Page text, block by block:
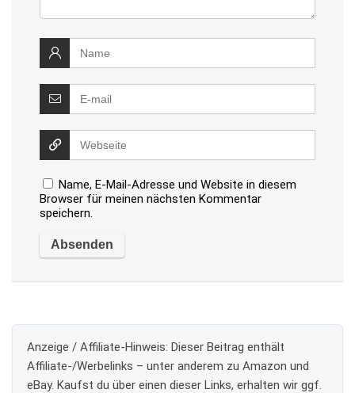
Name, E-Mail-Adresse und Website in diesem
Browser für meinen nächsten Kommentar
speichern.
Anzeige / Affiliate-Hinweis: Dieser Beitrag enthält
Affiliate-/Werbelinks – unter anderem zu Amazon und
eBay. Kaufst du über einen dieser Links, erhalten wir ggf.